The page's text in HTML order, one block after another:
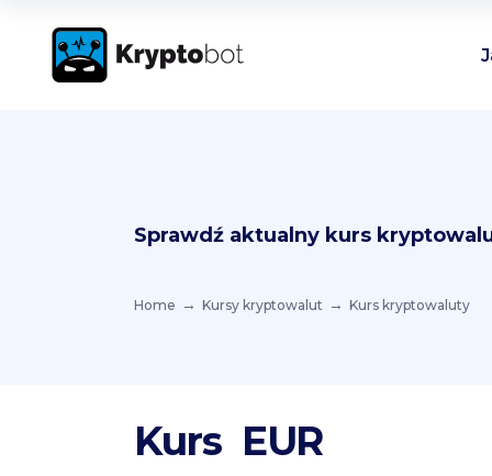
Sprawdź aktualny kurs
Home Kursy kryptowalut Kurs kryptowaluty
Kurs EUR